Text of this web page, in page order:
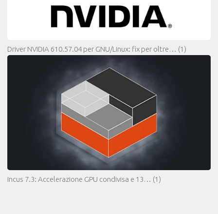
Driver NVIDIA 610.57.04 per GNU/Linux: fix per oltre… (1)
Incus 7.3: Accelerazione GPU condivisa e 13… (1)